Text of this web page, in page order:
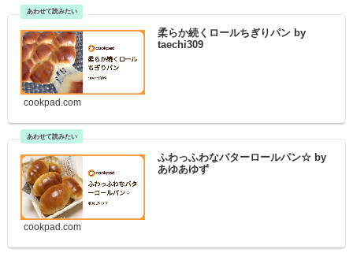
柔らか続くロールちぎりパン by
taechi309
cookpad.com
ふわっふわなバターロールパン☆ by
あゆあゆず
cookpad.com